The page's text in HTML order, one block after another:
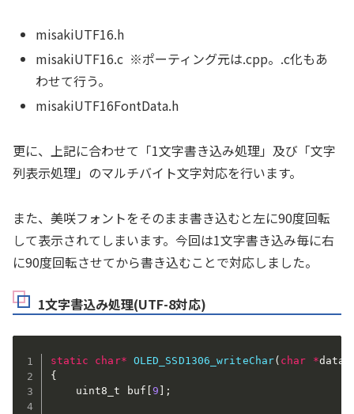
misakiUTF16.h
misakiUTF16.c ※ポーティング元は.cpp。.c化もあ
わせて行う。
misakiUTF16FontData.h
更に、上記に合わせて「1文字書き込み処理」及び「文字
列表示処理」のマルチバイト文字対応を行います。
また、美咲フォントをそのまま書き込むと左に90度回転
して表示されてしまいます。今回は1文字書き込み毎に右
に90度回転させてから書き込むことで対応しました。
1文字書込み処理(UTF-8対応)
static char* OLED_SSD1306_writeChar( char *data
{
    uint8_t buf
[9 ;